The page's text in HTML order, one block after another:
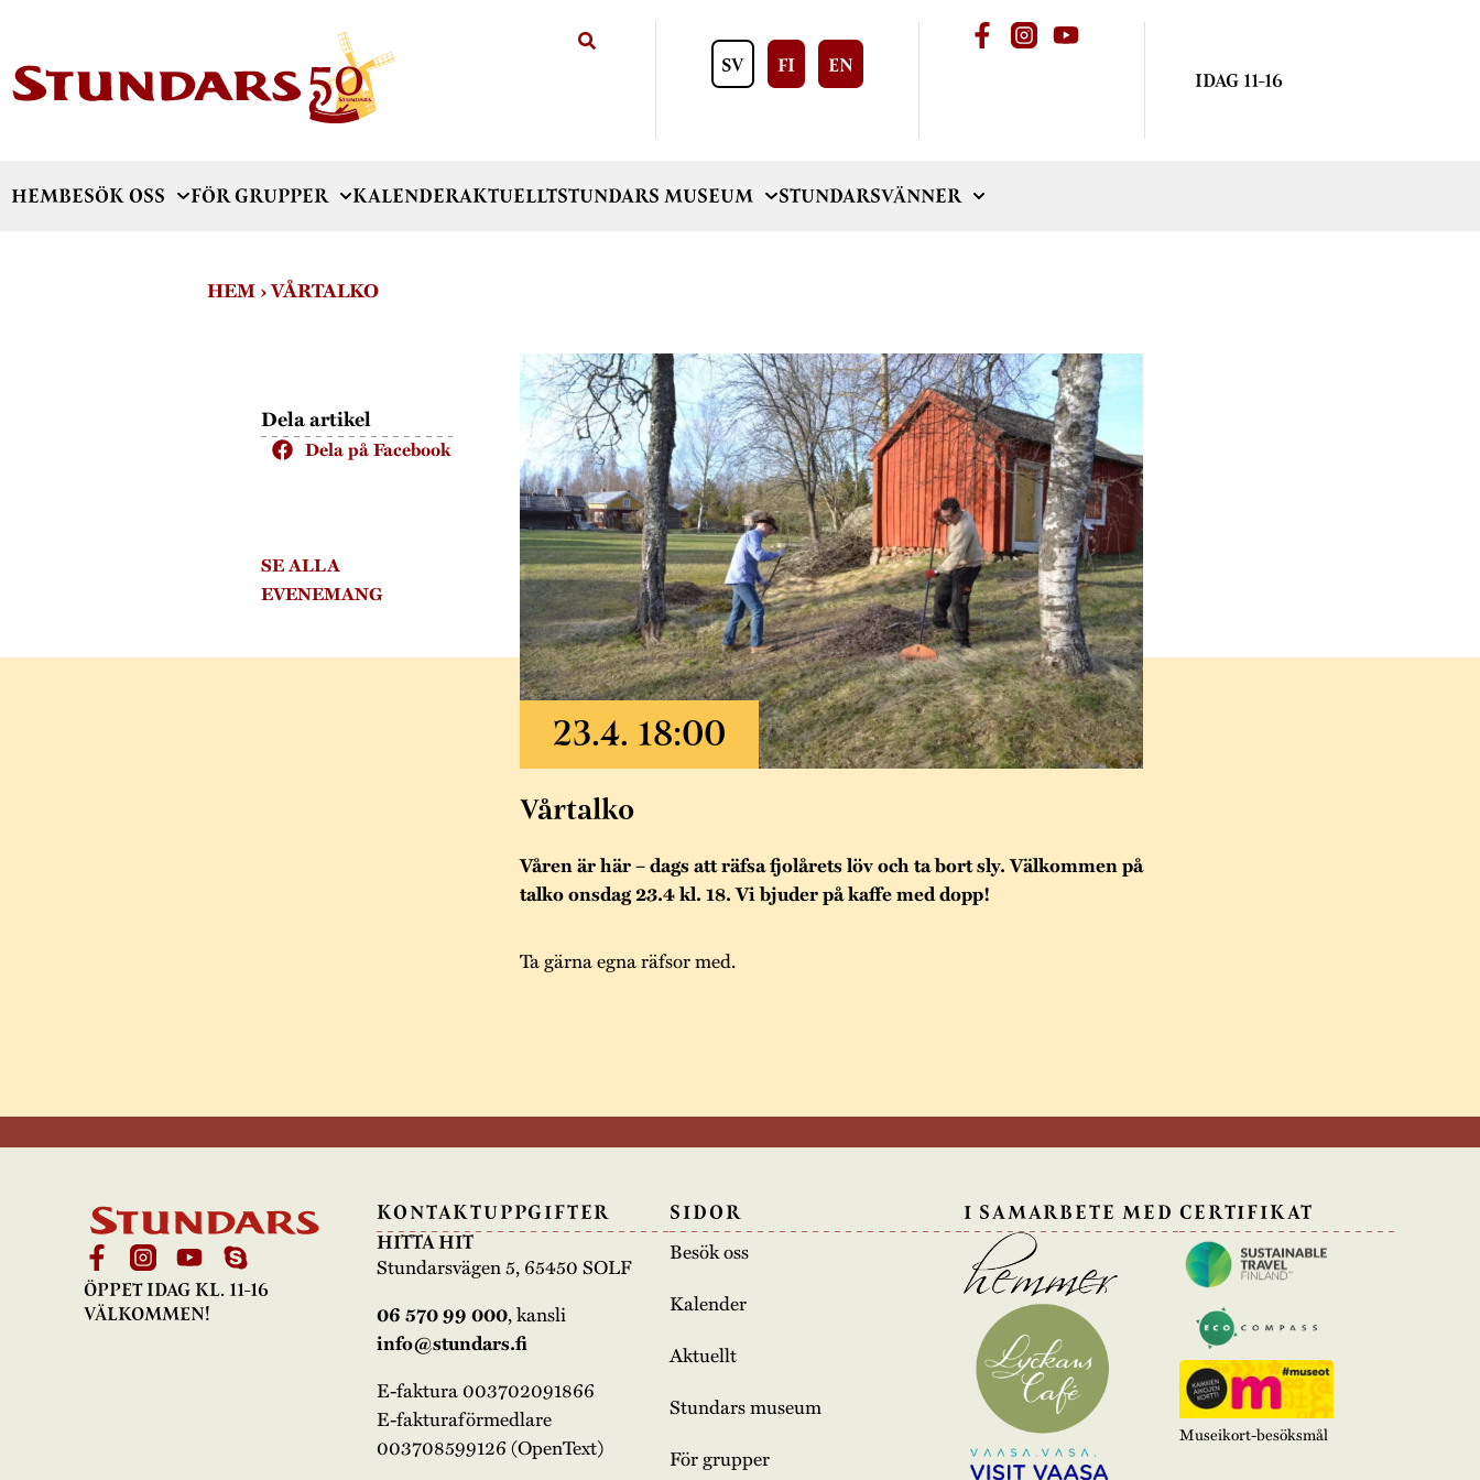
SV FI EN
IDAG 11-16
HEMBESÖK OSS FÖR GRUPPER KALENDERAKTUELLTSTUNDARS MUSEUM STUNDARSVÄNNER
HEM›VÅRTALKO
Dela artikel
Dela på Facebook
SE ALLA
EVENEMANG
Vårtalko
Våren är här – dags att räfsa fjolårets löv och ta bort sly. Välkommen på
talko onsdag 23.4 kl. 18. Vi bjuder på kaffe med dopp!
Ta gärna egna räfsor med.
ÖPPET IDAG KL. 11-16
VÄLKOMMEN!
KONTAKTUPPGIFTER
HITTA HIT
Stundarsvägen 5, 65450 SOLF
06 570 99 000, kansli
info@stundars.fi
E-faktura 003702091866
E-fakturaförmedlare
003708599126 (OpenText)
SIDOR
Besök oss
Kalender
Aktuellt
Stundars museum
För grupper
I SAMARBETE MED CERTIFIKAT
Museikort-besöksmål